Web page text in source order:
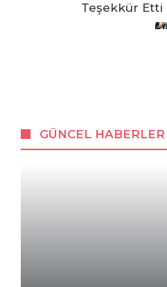
Teşekkür Etti
GÜNCEL HABERLER